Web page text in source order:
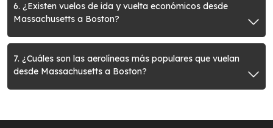
6. ¿Existen vuelos de ida y vuelta económicos desde
Massachusetts a Boston?
7. ¿Cuáles son las aerolíneas más populares que vuelan
desde Massachusetts a Boston?